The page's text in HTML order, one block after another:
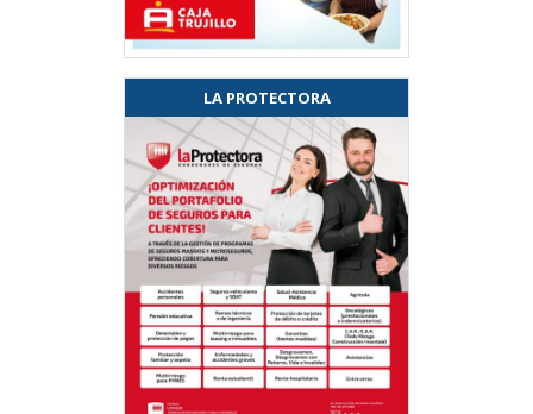
LA PROTECTORA